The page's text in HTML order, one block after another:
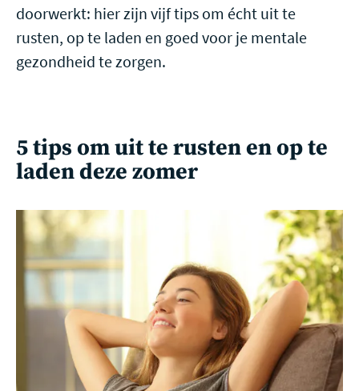
doorwerkt: hier zijn vijf tips om écht uit te
rusten, op te laden en goed voor je mentale
gezondheid te zorgen.
5 tips om uit te rusten en op te
laden deze zomer